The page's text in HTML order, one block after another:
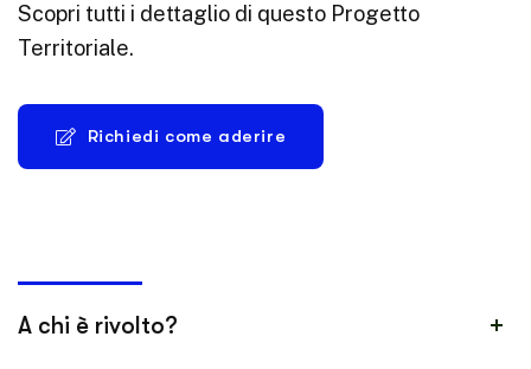
Scopri tutti i dettaglio di questo Progetto
Territoriale.
Richiedi come aderire
A chi è rivolto?